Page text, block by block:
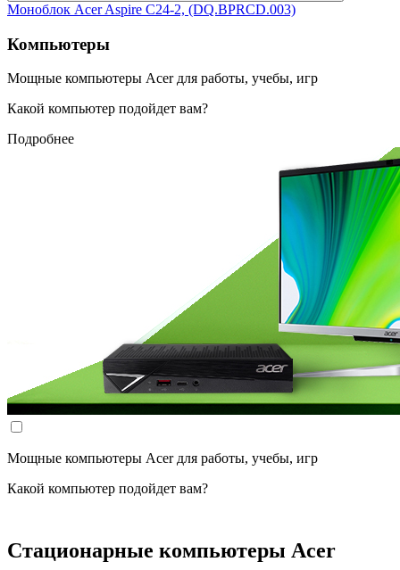
Моноблок Acer Aspire C24-2, (DQ.BPRCD.003)
Компьютеры
Мощные компьютеры Acer для работы, учебы, игр
Какой компьютер подойдет вам?
Подробнее
Мощные компьютеры Acer для работы, учебы, игр
Какой компьютер подойдет вам?
Стационарные компьютеры Acer